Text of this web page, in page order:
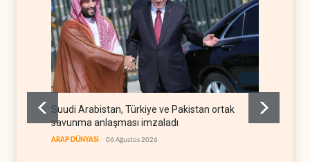
Suudi Arabistan, Türkiye ve Pakistan ortak
savunma anlaşması imzaladı
ARAP DÜNYASI 06 Ağustos 2026